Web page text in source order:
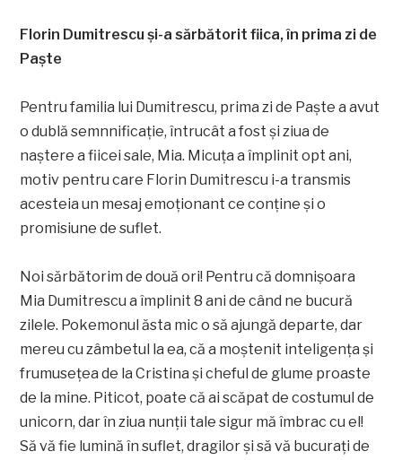
Florin Dumitrescu și-a sărbătorit fiica, în prima zi de
Paște
Pentru familia lui Dumitrescu, prima zi de Paște a avut
o dublă semnnificație, întrucât a fost și ziua de
naștere a fiicei sale, Mia. Micuța a împlinit opt ani,
motiv pentru care Florin Dumitrescu i-a transmis
acesteia un mesaj emoționant ce conține și o
promisiune de suflet.
Noi sărbătorim de două ori! Pentru că domniṣoara
Mia Dumitrescu a împlinit 8 ani de când ne bucură
zilele. Pokemonul ăsta mic o să ajungă departe, dar
mereu cu zâmbetul la ea, că a moştenit inteligența ṣi
frumusețea de la Cristina ṣi cheful de glume proaste
de la mine. Piticot, poate că ai scăpat de costumul de
unicorn, dar în ziua nunții tale sigur mă îmbrac cu el!
Să vă fie lumină în suflet, dragilor şi să vă bucurați de